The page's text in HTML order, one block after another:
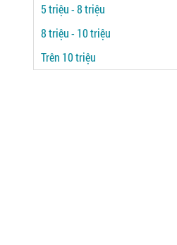
5 triệu - 8 triệu
8 triệu - 10 triệu
Trên 10 triệu